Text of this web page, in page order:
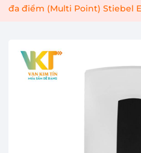
đa điểm (Multi Point) Stiebel